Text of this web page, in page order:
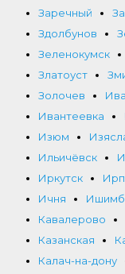
Заречный
Здолбунов
Зеленокумск
Златоуст
Золочев
Ивантеевка
Изюм
Ильичёвск
Иркутск
Ичня
Кавалерово
Казанская
Калач-на-дону